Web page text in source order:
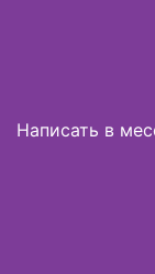
Написать в